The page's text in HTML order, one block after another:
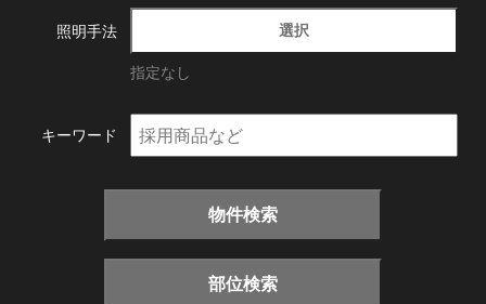
照明手法 選択
指定なし
キーワード
物件検索
部位検索